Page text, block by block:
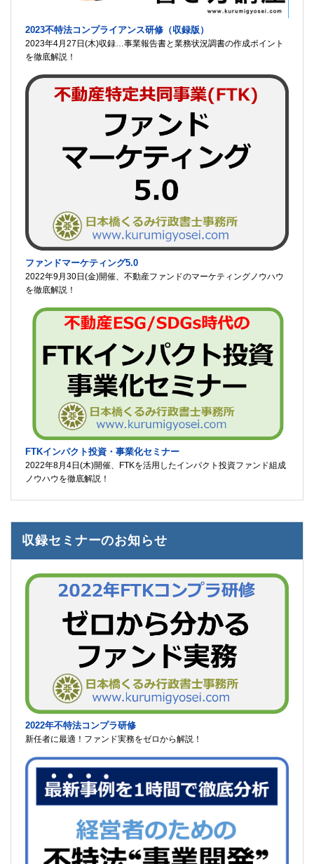
2023不特法コンプライアンス研修（収録版）
2023年4月27日(木)収録…事業報告書と業務状況調書の作成ポイント
を徹底解説！
ファンドマーケティング5.0
2022年9月30日(金)開催、不動産ファンドのマーケティングノウハウ
を徹底解説！
FTKインパクト投資・事業化セミナー
2022年8月4日(木)開催、FTKを活用したインパクト投資ファンド組成
ノウハウを徹底解説！
収録セミナーのお知らせ
2022年不特法コンプラ研修
新任者に最適！ファンド実務をゼロから解説！